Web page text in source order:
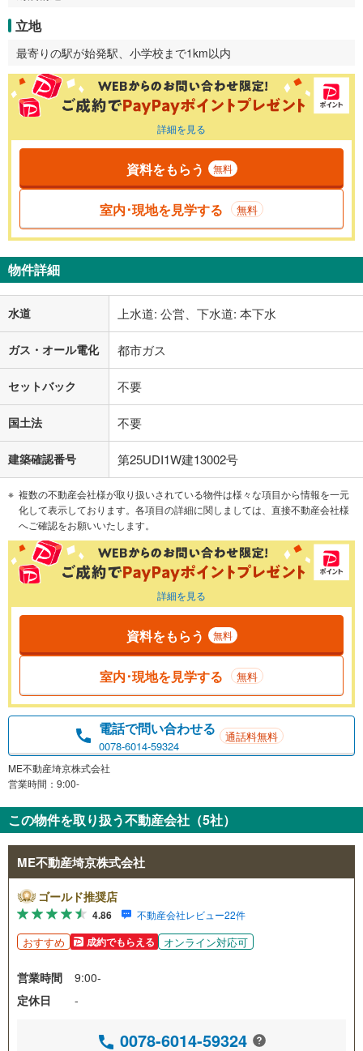
立地
最寄りの駅が始発駅、小学校まで1km以内
詳細を見る
資料をもらう 無料
室内･現地を見学する 無料
物件詳細
水道 上水道: 公営、下水道: 本下水
ガス・オール電化 都市ガス
セットバック 不要
国土法 不要
建築確認番号 第25UDI1W建13002号
複数の不動産会社様が取り扱いされている物件は様々な項目から情報を一元
化して表示しております。各項目の詳細に関しましては、直接不動産会社様
へご確認をお願いいたします。
詳細を見る
資料をもらう 無料
室内･現地を見学する 無料
電話で問い合わせる
0078-6014-59324
通話料無料
ME不動産埼京株式会社
営業時間：9:00-
この物件を取り扱う不動産会社（5社）
ME不動産埼京株式会社
ゴールド推奨店
4.86 不動産会社レビュー22件
おすすめ 成約でもらえる オンライン対応可
営業時間
9:00-
定休日
-
0078-6014-59324